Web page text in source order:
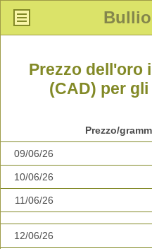
Prezzo dell'oro
(CAD) per
Prezzo/
09/06/26
10/06/26
11/06/26
12/06/26